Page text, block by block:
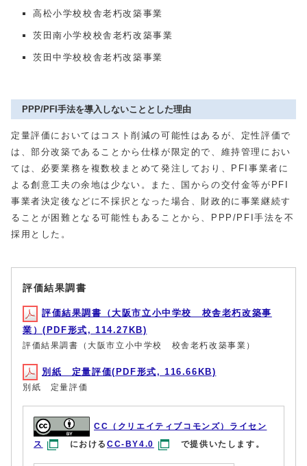
高松小学校校舎老朽改築事業
茨田南小学校校舎老朽改築事業
茨田中学校校舎老朽改築事業
PPP/PFI手法を導入しないこととした理由
定量評価においてはコスト削減の可能性はあるが、定性評価で
は、部分改築であることから仕様が限定的で、維持管理におい
ては、必要業務を複数校まとめて発注しており、PFI事業者に
よる創意工夫の余地は少ない。また、国からの交付金等がPFI
事業者決定後などに不採択となった場合、財政的に事業継続す
ることが困難となる可能性もあることから、PPP/PFI手法を不
採用とした。
評価結果調書
評価結果調書（大阪市立小中学校 校舎老朽改築事
業）(PDF形式, 114.27KB)
評価結果調書（大阪市立小中学校 校舎老朽改築事業）
別紙 定量評価(PDF形式, 116.66KB)
別紙 定量評価
CC（クリエイティブコモンズ）ライセン
ス
におけるCC-BY4.0 で提供いたします。